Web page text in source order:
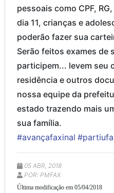
pessoais como CPF,
dia 11, crianças e
poderão fazer sua
Serão feitos exames de
participem... levem seu
residência e outros
nossa equipe da
estado trazendo mais
sua família.
#avançafaxinal
05 ABR, 2018
POR: PMFAX
Última modificação em 05/04/2018